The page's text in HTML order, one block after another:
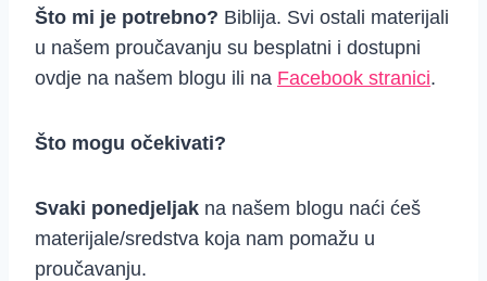
Što mi je potrebno? Biblija. Svi ostali materijali
u našem proučavanju su besplatni i dostupni
ovdje na našem blogu ili na Facebook stranici.
Što mogu očekivati?
Svaki ponedjeljak na našem blogu naći ćeš
materijale/sredstva koja nam pomažu u
proučavanju.